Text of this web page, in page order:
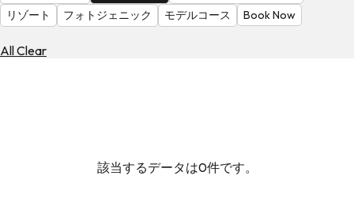
リゾート
フォトジェニック モデルコース Book Now
All Clear
該当するデータは0件です。